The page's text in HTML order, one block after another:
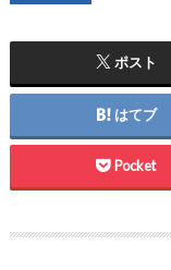
ポスト
はてブ
Pocket